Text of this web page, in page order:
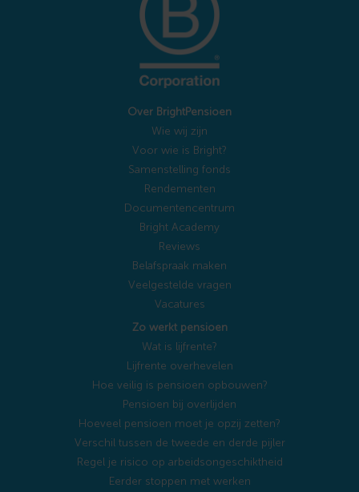
Over BrightPensioen
Wie wij zijn
Voor wie is Bright?
Samenstelling fonds
Rendementen
Documentencentrum
Bright Academy
Reviews
Belafspraak maken
Veelgestelde vragen
Vacatures
Zo werkt pensioen
Wat is lijfrente?
Lijfrente overhevelen
Hoe veilig is pensioen opbouwen?
Pensioen bij overlijden
Hoeveel pensioen moet je opzij zetten?
Verschil tussen de tweede en derde pijler
Regel je risico op arbeidsongeschiktheid
Eerder stoppen met werken